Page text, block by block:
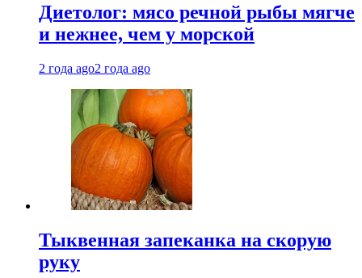
Диетолог: мясо речной рыбы мягче
и нежнее, чем у морской
2 года ago2 года ago
Тыквенная запеканка на скорую
руку